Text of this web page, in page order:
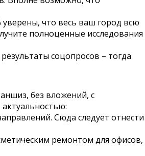
уверены, что весь ваш город всю
полноценные исследования
соцопросов – тогда
без вложений, с
Сюда следует отнести
ремонтом для офисов,